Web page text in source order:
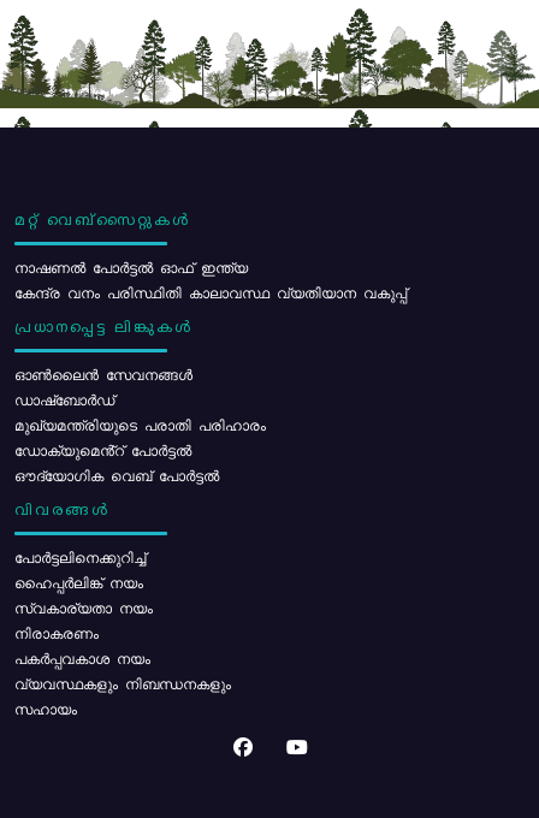
മറ്റ് വെബ്സൈറ്റുകൾ
നാഷണൽ പോർട്ടൽ ഓഫ് ഇന്ത്യ
കേന്ദ്ര വനം പരിസ്ഥിതി കാലാവസ്ഥ വ്യതിയാന വകുപ്പ്
പ്രധാനപ്പെട്ട ലിങ്കുകൾ
ഓൺലൈൻ സേവനങ്ങൾ
ഡാഷ്ബോർഡ്
മുഖ്യമന്ത്രിയുടെ പരാതി പരിഹാരം
ഡോക്യുമെൻ്റ് പോർട്ടൽ
ഔദ്യോഗിക വെബ് പോർട്ടൽ
വിവരങ്ങൾ
പോര്‍ട്ടലിനെക്കുറിച്ച്
ഹൈപ്പർലിങ്ക് നയം
സ്വകാര്യതാ നയം
നിരാകരണം
പകർപ്പവകാശ നയം
വ്യവസ്ഥകളും നിബന്ധനകളും
സഹായം